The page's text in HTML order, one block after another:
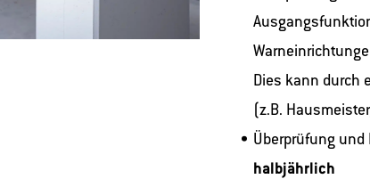
Dies kann durch
(z.B.
Überprüfung
halbjährlich